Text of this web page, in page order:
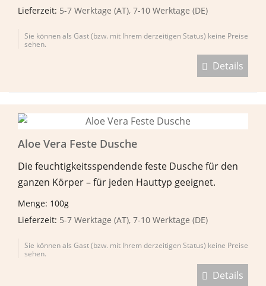
Lieferzeit: 5-7 Werktage (AT), 7-10 Werktage (DE)
Sie können als Gast (bzw. mit Ihrem derzeitigen Status) keine Preise
sehen.
Details
Aloe Vera Feste Dusche
Die feuchtigkeitsspendende feste Dusche für den
ganzen Körper – für jeden Hauttyp geeignet.
Menge: 100g
Lieferzeit: 5-7 Werktage (AT), 7-10 Werktage (DE)
Sie können als Gast (bzw. mit Ihrem derzeitigen Status) keine Preise
sehen.
Details